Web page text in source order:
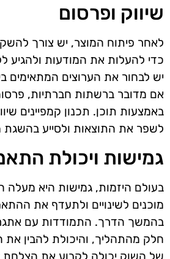
שיווק ופרסום
לאחר פיתוח המוצר, יש צורך
כדי להעלות את המודעות ולהגיע
יש לבחור את הערוצים המתאימים
אם מדובר ברשתות חברתיות,
באמצעות תוכן. תכנון קמפיינים
לשפר את התוצאות ולסייע בהשגת
גמישות ויכולת
בעולם היזמות, גמישות היא מעלה
מוכנים לשינויים ולתעדף את
בהמשך הדרך. התמודדות עם
חלק מהתהליך, והיכולת להבין